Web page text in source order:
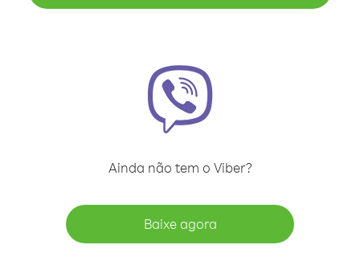
Ainda não tem o Viber?
Baixe agora